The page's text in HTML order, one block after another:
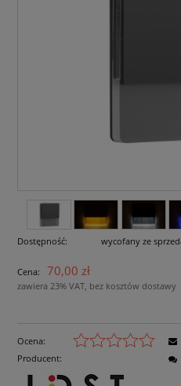
Dostępność: wycofany ze
Cena: 70,00 zł
zawiera 23% VAT, bez kosztów dostawy
Ocena:
Producent: